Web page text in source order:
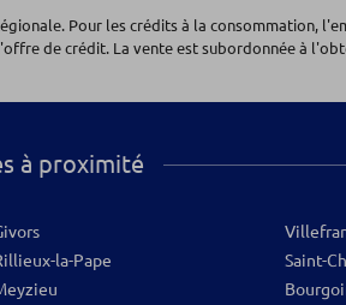
Pour les crédits à la consommation,
de crédit. La vente est subordonnée à
à proximité
la-Pape
Saint-